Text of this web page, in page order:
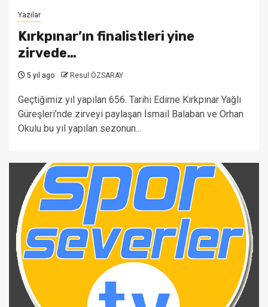
Yazılar
Kırkpınar’ın finalistleri yine
zirvede…
5 yıl ago Resul ÖZSARAY
Geçtiğimiz yıl yapılan 656. Tarihi Edirne Kırkpınar Yağlı
Güreşleri’nde zirveyi paylaşan İsmail Balaban ve Orhan
Okulu bu yıl yapılan sezonun...